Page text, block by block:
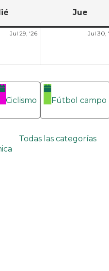
Jue
Jul 29, '26 Jul 30,
Ciclismo Fútbol campo
Todas las categorías